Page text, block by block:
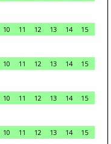
10 11 12 13 14
15
10 11 12 13 14
15
10 11 12 13 14
15
10 11 12 13 14
15